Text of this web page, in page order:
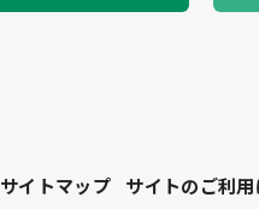
サイトマップ サイトのご利